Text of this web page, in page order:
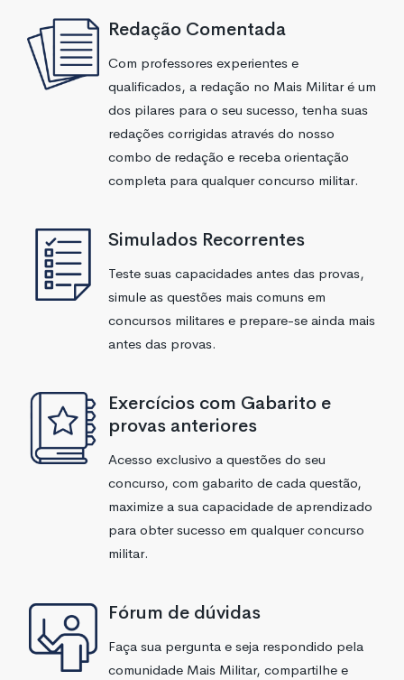
Redação Comentada
Com professores experientes e
qualificados, a redação no Mais Militar é um
dos pilares para o seu sucesso, tenha suas
redações corrigidas através do nosso
combo de redação e receba orientação
completa para qualquer concurso militar.
Simulados Recorrentes
Teste suas capacidades antes das provas,
simule as questões mais comuns em
concursos militares e prepare-se ainda mais
antes das provas.
Exercícios com Gabarito e
provas anteriores
Acesso exclusivo a questões do seu
concurso, com gabarito de cada questão,
maximize a sua capacidade de aprendizado
para obter sucesso em qualquer concurso
militar.
Fórum de dúvidas
Faça sua pergunta e seja respondido pela
comunidade Mais Militar, compartilhe e